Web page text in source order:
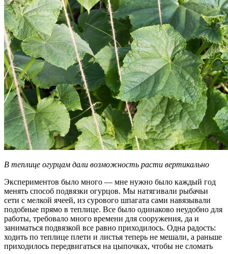
В теплице огурцам дали возможность расти вертикально
Экспериментов было много — мне нужно было каждый год
менять способ подвязки огурцов. Мы натягивали рыбачьи
сети с мелкой ячеей, из сурового шпагата сами навязывали
подобные прямо в теплице. Все было одинаково неудобно для
работы, требовало много времени для сооружения, да и
заниматься подвязкой все равно приходилось. Одна радость:
ходить по теплице плети и листья теперь не мешали, а раньше
приходилось передвигаться на цыпочках, чтобы не сломать